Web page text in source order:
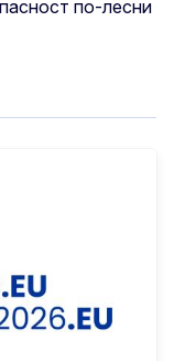
по-лесни